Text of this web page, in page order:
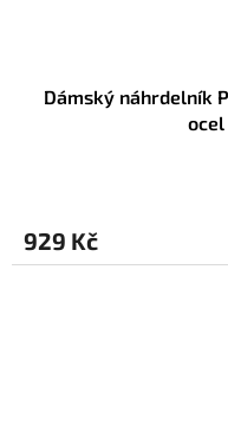
Dámský náhrdelník
ocel
929 Kč